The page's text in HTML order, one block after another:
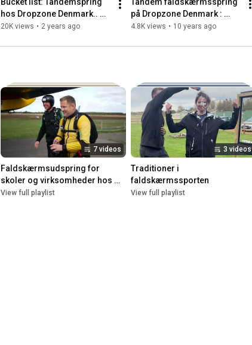
hos Dropzone Denmark..
TJEK
20K views • 2 years ago
på Dropzone Denmark :
Introduktion
4.8K views • 10 years ago
7 videos
Faldskærmsudspring for
skoler og virksomheder hos
Dropzone Denmark - cases
View full playlist
3 videos
Traditioner i
faldskærmssporten
View full playlist